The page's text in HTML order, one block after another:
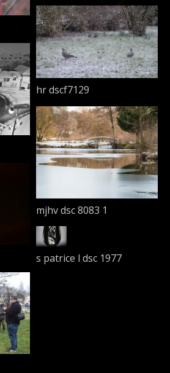
hr dscf7129
mjhv dsc 8083 1
s patrice l dsc 1977